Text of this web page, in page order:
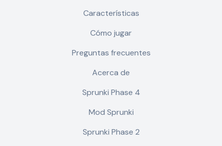
Características
Cómo jugar
Preguntas frecuentes
Acerca de
Sprunki Phase 4
Mod Sprunki
Sprunki Phase 2